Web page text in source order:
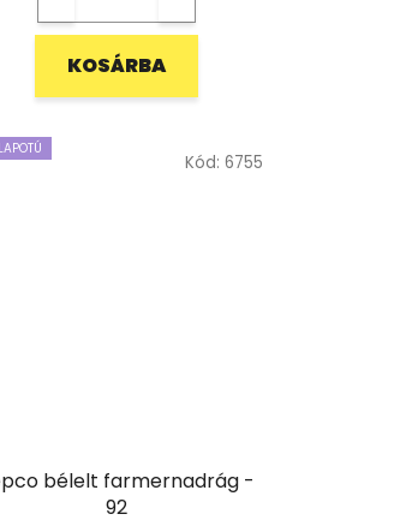
KOSÁRBA
bélelt farmernadrág -
92
Kód: 6755